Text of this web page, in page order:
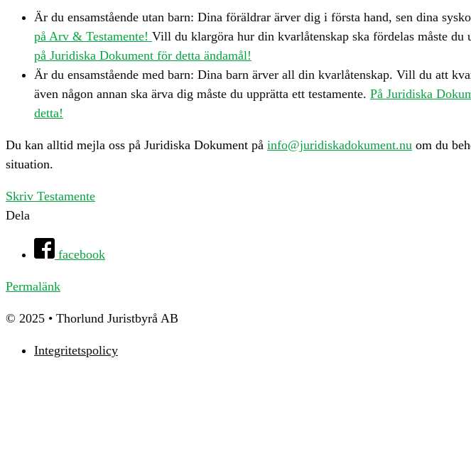
Är du ensamstående utan barn: Dina föräldrar ärver dig i första hand, sen dina
på Arv & Testamente! Vill du klargöra hur din kvarlåtenskap ska fördelas måste du
på Juridiska Dokument för detta ändamål!
Är du ensamstående med barn: Dina barn ärver all din kvarlåtenskap. Vill du att
även någon annan ska ärva dig måste du upprätta ett testamente. På Juridiska
detta!
Du kan alltid mejla oss på Juridiska Dokument på info@juridiskadokument.nu om du
situation.
Skriv Testamente
Dela
facebook
Permalänk
© 2025 • Thorlund Juristbyrå AB
Integritetspolicy